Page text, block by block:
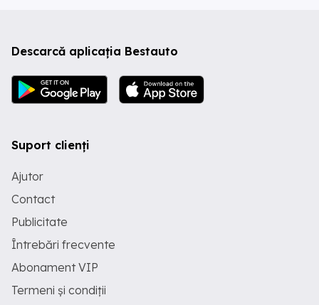
Descarcă aplicația Bestauto
Suport clienți
Ajutor
Contact
Publicitate
Întrebări frecvente
Abonament VIP
Termeni și condiții